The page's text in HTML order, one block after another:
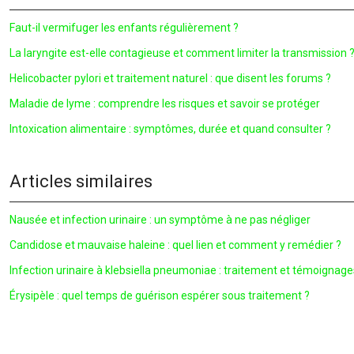
Faut-il vermifuger les enfants régulièrement ?
La laryngite est-elle contagieuse et comment limiter la transmission ?
Helicobacter pylori et traitement naturel : que disent les forums ?
Maladie de lyme : comprendre les risques et savoir se protéger
Intoxication alimentaire : symptômes, durée et quand consulter ?
Articles similaires
Nausée et infection urinaire : un symptôme à ne pas négliger
Candidose et mauvaise haleine : quel lien et comment y remédier ?
Infection urinaire à klebsiella pneumoniae : traitement et
Érysipèle : quel temps de guérison espérer sous traitement ?